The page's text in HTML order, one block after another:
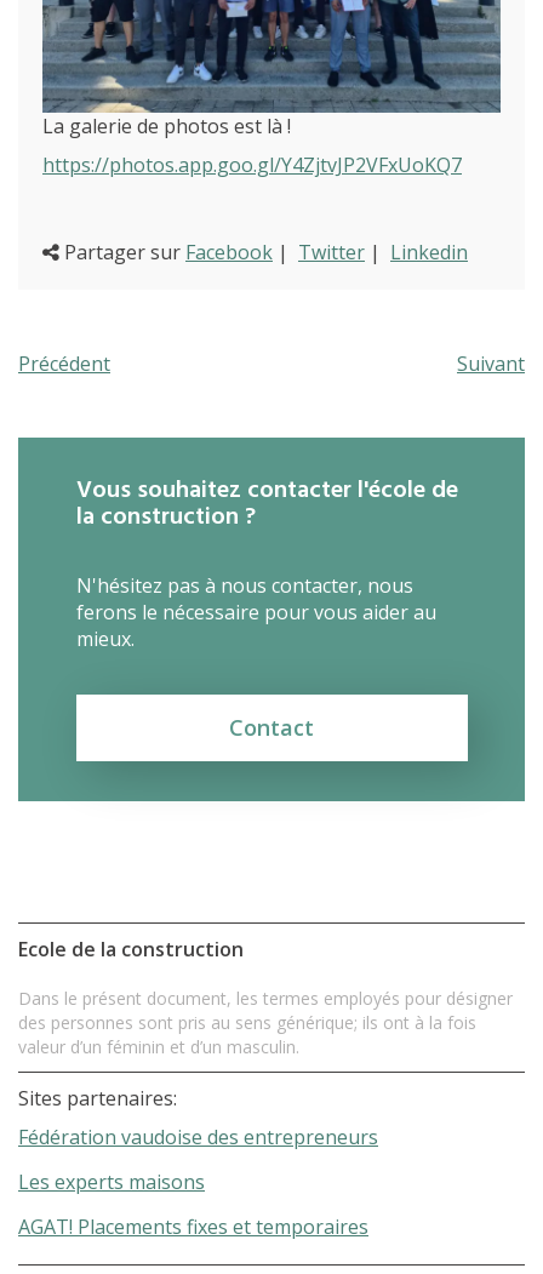
Métiers
Actualités
Contact
Emploi
Accès et plan de l’école
Liens utiles
Recherche
(Par exemple: un métier ou une formation)
La galerie de photos est là !
https://photos.app.goo.gl/Y4ZjtvJP2VFxUoKQ7
Partager sur Facebook | Twitter | Linkedin
Précédent Suivant
Vous souhaitez contacter l'école de
la construction ?
N'hésitez pas à nous contacter, nous
ferons le nécessaire pour vous aider au
mieux.
Contact
Ecole de la construction
Dans le présent document, les termes employés pour désigner
des personnes sont pris au sens générique; ils ont à la fois
valeur d’un féminin et d’un masculin.
Sites partenaires:
Fédération vaudoise des entrepreneurs
Les experts maisons
AGAT! Placements fixes et temporaires